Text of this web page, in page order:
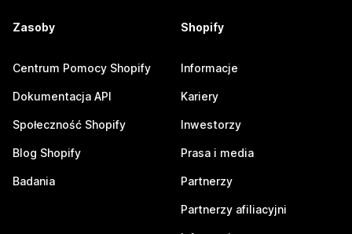
Zasoby
Centrum Pomocy Shopify
Dokumentacja API
Społeczność Shopify
Blog Shopify
Badania
Shopify
Informacje
Kariery
Inwestorzy
Prasa i media
Partnerzy
Partnerzy afiliacyjni